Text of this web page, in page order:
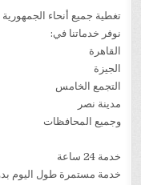
تغطية جميع أنحاء الجمهورية
نوفر خدماتنا في:
القاهرة
الجيزة
التجمع الخامس
مدينة نصر
وجميع المحافظات
خدمة 24 ساعة
خدمة مستمرة طول اليوم